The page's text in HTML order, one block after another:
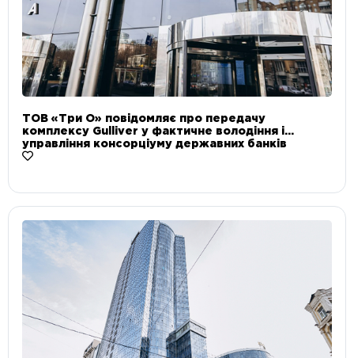
ТОВ «Три О» повідомляє про передачу
комплексу Gulliver у фактичне володіння і
управління консорціуму державних банків